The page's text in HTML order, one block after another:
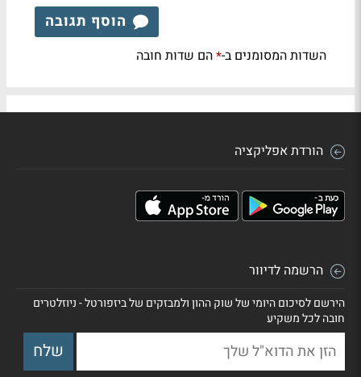
הוסף תגובה
השדות המסומנים ב-*הם שדות חובה
הורדת אפליקציה
הרשמה לדיוור
הירשם לסיכום היומי של שוק ההון ולמבזקים של ביזפורטל - ניוזלטרים
חובה לכל משקיע